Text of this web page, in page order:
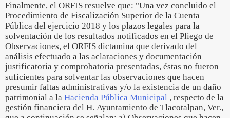
Finalmente, el ORFIS resuelve que: "Una vez concluido el
Procedimiento de Fiscalización Superior de la Cuenta
Pública del ejercicio 2018 y los plazos legales para la
solventación de los resultados notificados en el Pliego de
Observaciones, el ORFIS dictamina que derivado del
análisis efectuado a las aclaraciones y documentación
justificatoria y comprobatoria presentadas, éstas no fueron
suficientes para solventar las observaciones que hacen
presumir faltas administrativas y/o la existencia de un daño
patrimonial a la Hacienda Pública Municipal , respecto de la
gestión financiera del H. Ayuntamiento de Tlacotalpan, Ver.,